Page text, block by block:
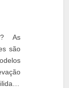
? As
são